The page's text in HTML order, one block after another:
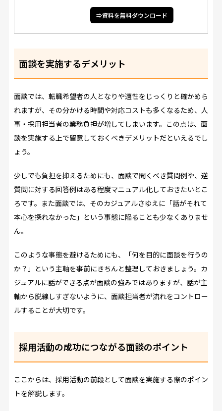
⇒資料を無料ダウンロード
面談を実施するデメリット
面談では、転職希望者の人となりや適性をじっくりと確かめら
れますが、その分かける時間や対応コストも多くなるため、人
事・採用担当者の業務負担が増してしまいます。この点は、面
談を実施する上で留意しておくべきデメリットだといえるでし
ょう。
少しでも負担を抑えるためにも、面談で聞くべき質問例や、逆
質問に対する回答例はある程度マニュアル化しておきたいとこ
ろです。また面談では、そのカジュアルさゆえに「話がそれて
本心を探れなかった」という事態に陥ることも少なくありませ
ん。
このような事態を避けるためにも、「何を目的に面談を行うの
か？」という主軸を事前にきちんと整理しておきましょう。カ
ジュアルに話ができる点が面談の強みではありますが、話が主
軸から脱線しすぎないように、面談担当者が流れをコントロー
ルすることが大切です。
採用活動の成功につながる面談のポイント
ここからは、採用活動の前段として面談を実施する際のポイン
トを解説します。